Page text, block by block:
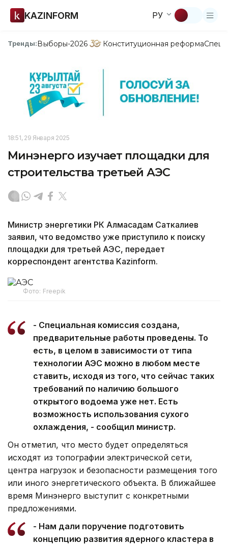
KAZINFORM РУ
Тренды:Выборы-2026 Конституционная реформа
18:51, 29 Января 2025
Минэнерго изучает площадки для
строительства третьей АЭС
Министр энергетики РК Алмасадам Саткалиев
заявил, что ведомство уже приступило к поиску
площадки для третьей АЭС, передает
корреспондент агентства Kazinform.
Фото: Freepik
- Специальная комиссия создана,
предварительные работы проведены. То
есть, в целом в зависимости от типа
технологии АЭС можно в любом месте
ставить, исходя из того, что сейчас таких
требований по наличию большого
открытого водоема уже нет. Есть
возможность использования сухого
охлаждения, - сообщил министр.
Он отметил, что место будет определяться
исходят из топографии электрической сети,
центра нагрузок и безопасности размещения того
или иного энергетического объекта. В ближайшее
время Минэнерго выступит с конкретными
предложениями.
- Нам дали поручение подготовить
концепцию развития ядерного кластера в